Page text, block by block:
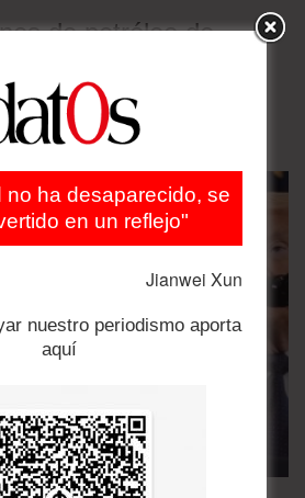
de petróleo de
25% y
de cinco meses
no ha desaparecido, se
en un reflejo"
Jianwei Xun
nuestro periodismo aporta
aquí